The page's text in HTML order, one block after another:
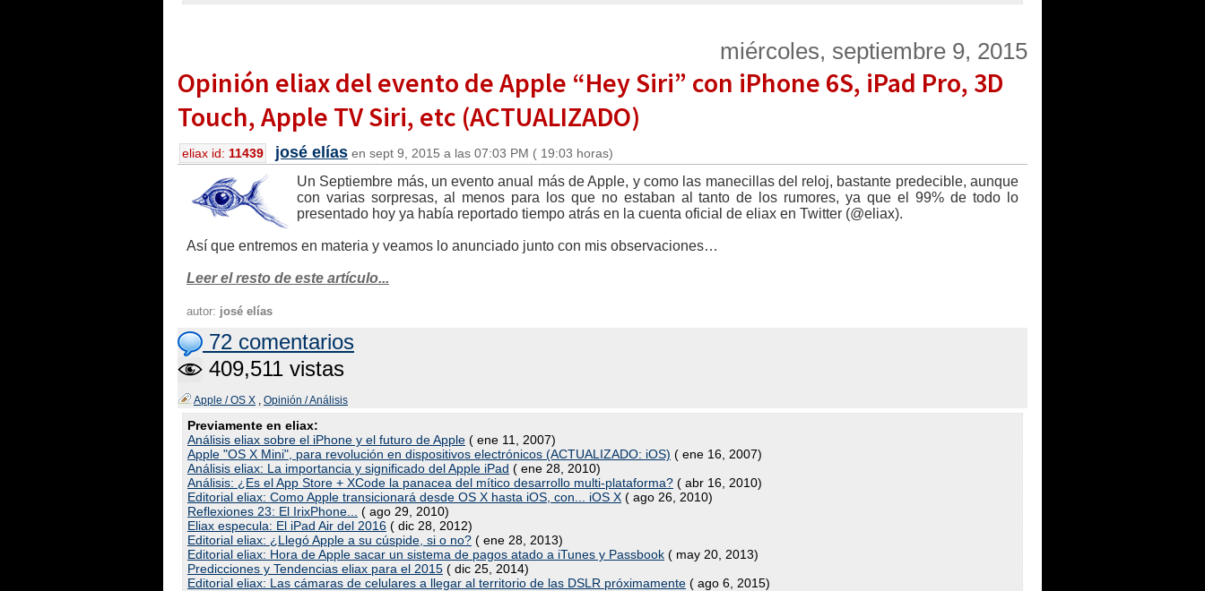
miércoles, septiembre 9, 2015
Opinión eliax del evento de Apple “Hey Siri” con iPhone 6S, iPad Pro, 3D
Touch, Apple TV Siri, etc (ACTUALIZADO)
eliax id: 11439 josé elías en sept 9, 2015 a las 07:03 PM ( 19:03 horas)
Un Septiembre más, un evento anual más de Apple, y como las manecillas del reloj, bastante predecible, aunque
con varias sorpresas, al menos para los que no estaban al tanto de los rumores, ya que el 99% de todo lo
presentado hoy ya había reportado tiempo atrás en la cuenta oficial de eliax en Twitter (@eliax).
Así que entremos en materia y veamos lo anunciado junto con mis observaciones…
Leer el resto de este artículo...
autor: josé elías
72 comentarios
409,511 vistas
Apple / OS X , Opinión / Análisis
Previamente en eliax:
Análisis eliax sobre el iPhone y el futuro de Apple ( ene 11, 2007)
Apple "OS X Mini", para revolución en dispositivos electrónicos (ACTUALIZADO: iOS) ( ene 16, 2007)
Análisis eliax: La importancia y significado del Apple iPad ( ene 28, 2010)
Análisis: ¿Es el App Store + XCode la panacea del mítico desarrollo multi-plataforma? ( abr 16, 2010)
Editorial eliax: Como Apple transicionará desde OS X hasta iOS, con... iOS X ( ago 26, 2010)
Reflexiones 23: El IrixPhone...
( ago 29, 2010)
Eliax especula: El iPad Air del 2016 ( dic 28, 2012)
Editorial eliax: ¿Llegó Apple a su cúspide, si o no? ( ene 28, 2013)
Editorial eliax: Hora de Apple sacar un sistema de pagos atado a iTunes y Passbook ( may 20, 2013)
Predicciones y Tendencias eliax para el 2015 ( dic 25, 2014)
Editorial eliax: Las cámaras de celulares a llegar al territorio de las DSLR próximamente ( ago 6, 2015)